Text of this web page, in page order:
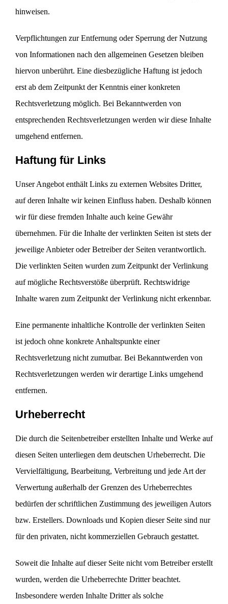
hinweisen.
Verpflichtungen zur Entfernung oder Sperrung der Nutzung
von Informationen nach den allgemeinen Gesetzen bleiben
hiervon unberührt. Eine diesbezügliche Haftung ist jedoch
erst ab dem Zeitpunkt der Kenntnis einer konkreten
Rechtsverletzung möglich. Bei Bekanntwerden von
entsprechenden Rechtsverletzungen werden wir diese Inhalte
umgehend entfernen.
Haftung für Links
Unser Angebot enthält Links zu externen Websites Dritter,
auf deren Inhalte wir keinen Einfluss haben. Deshalb können
wir für diese fremden Inhalte auch keine Gewähr
übernehmen. Für die Inhalte der verlinkten Seiten ist stets der
jeweilige Anbieter oder Betreiber der Seiten verantwortlich.
Die verlinkten Seiten wurden zum Zeitpunkt der Verlinkung
auf mögliche Rechtsverstöße überprüft. Rechtswidrige
Inhalte waren zum Zeitpunkt der Verlinkung nicht erkennbar.
Eine permanente inhaltliche Kontrolle der verlinkten Seiten
ist jedoch ohne konkrete Anhaltspunkte einer
Rechtsverletzung nicht zumutbar. Bei Bekanntwerden von
Rechtsverletzungen werden wir derartige Links umgehend
entfernen.
Urheberrecht
Die durch die Seitenbetreiber erstellten Inhalte und Werke auf
diesen Seiten unterliegen dem deutschen Urheberrecht. Die
Vervielfältigung, Bearbeitung, Verbreitung und jede Art der
Verwertung außerhalb der Grenzen des Urheberrechtes
bedürfen der schriftlichen Zustimmung des jeweiligen Autors
bzw. Erstellers. Downloads und Kopien dieser Seite sind nur
für den privaten, nicht kommerziellen Gebrauch gestattet.
Soweit die Inhalte auf dieser Seite nicht vom Betreiber erstellt
wurden, werden die Urheberrechte Dritter beachtet.
Insbesondere werden Inhalte Dritter als solche